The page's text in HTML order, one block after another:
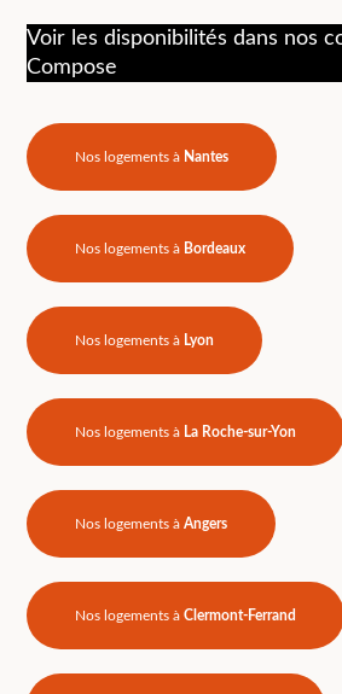
Voir les disponibilités dans nos
Compose
Nos logements à Nantes
Nos logements à Bordeaux
Nos logements à Lyon
Nos logements à La Roche-sur-Yon
Nos logements àAngers
Nos logements àClermont-Ferrand